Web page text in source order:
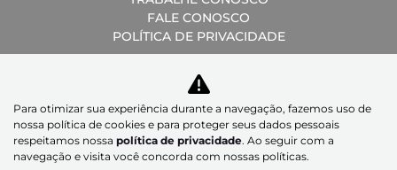
FALE CONOSCO
POLÍTICA DE PRIVACIDADE
Desacelere. Seu bem maior é a vida.
Para otimizar sua experiência durante a navegação, fazemos uso de
nossa política de cookies e para proteger seus dados pessoais
respeitamos nossa política de privacidade. Ao seguir com a
navegação e visita você concorda com nossas políticas.